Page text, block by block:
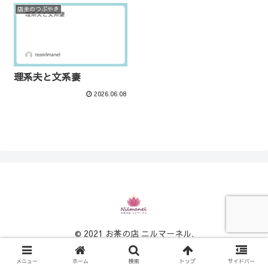
店主のつぶやき
理系夫と文系妻
2026.06.08
© 2021 お茶の店 ニルマーネル.
メニュー ホーム 検索 トップ サイドバー